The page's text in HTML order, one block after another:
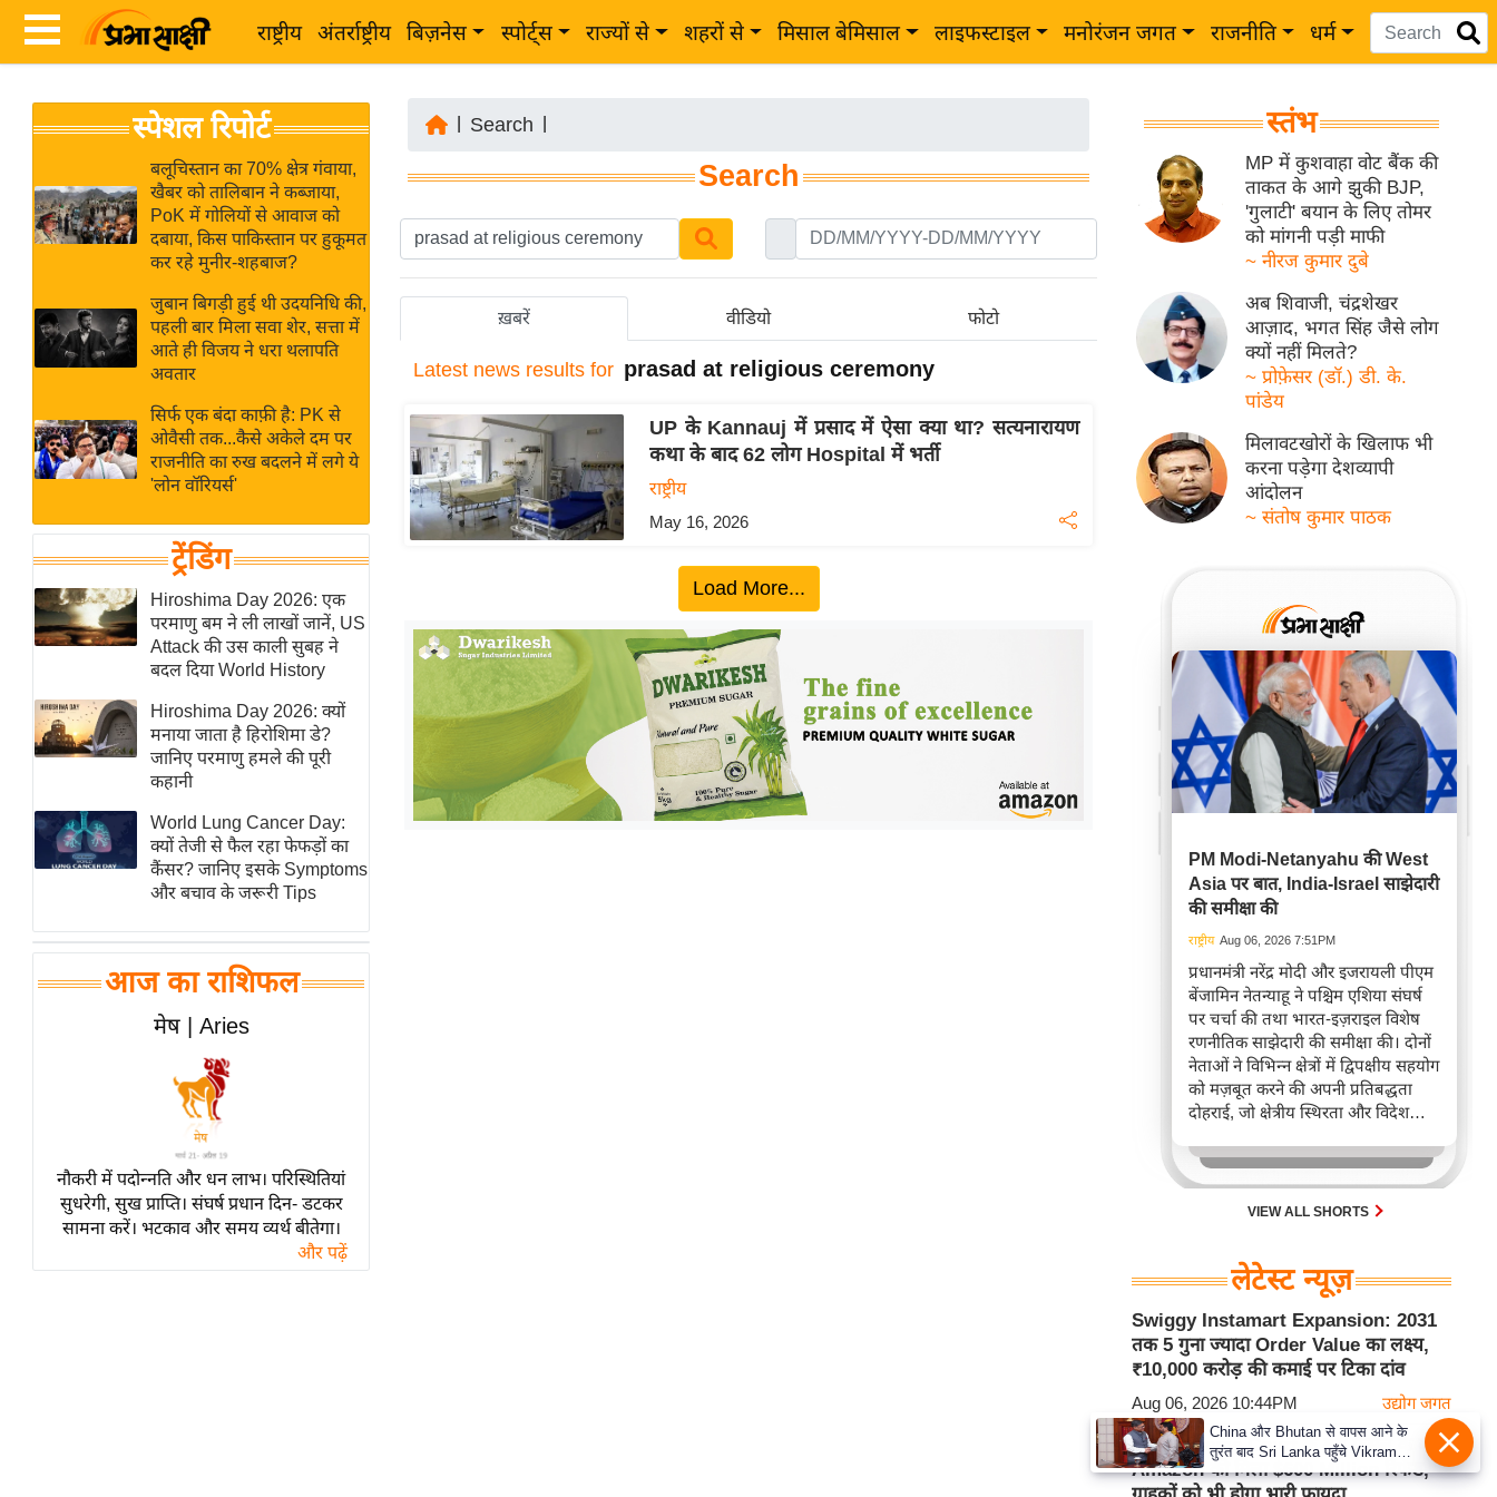
राष्ट्रीय अंतर्राष्ट्रीय बिज़नेस स्पोर्ट्स राज्यों से शहरों से मिसाल बेमिसाल लाइफस्टाइल मनोरंजन जगत राजनीति धर्म
News
Hindi
Hindi
Live
News in
Hindi
News
Hindi
Videos
ब
र
अंतर्राष्ट्रीय
बिज़नेस
उद्योग
विशेषज्ञ
राय
खेल
क्रिकेट
IPL
2026
ई-पेपर
मिसाल बेमिसाल
शख्सियत
यंग इंडिया
साहित्य जगत
ऑटो वर्ल्ड
मनोरंजन जगत
बॉलीवुड
हॉलीवुड
Breaking
लाइफस्टाइल
टेक्नॉलॉजी
ब्यूटी/फैशन
स्पेशल रिपोर्ट
बलूचिस्तान का 70% क्षेत्र गंवाया,
खैबर को तालिबान ने कब्जाया,
PoK में गोलियों से आवाज को
दबाया, किस पाकिस्तान पर हुकूमत
कर रहे मुनीर-शहबाज?
जुबान बिगड़ी हुई थी उदयनिधि की,
पहली बार मिला सवा शेर, सत्ता में
आते ही विजय ने धरा थलापति
अवतार
सिर्फ एक बंदा काफ़ी है: PK से
ओवैसी तक...कैसे अकेले दम पर
राजनीति का रुख बदलने में लगे ये
'लोन वॉरियर्स'
ट्रेंडिंग
Hiroshima Day 2026: एक
परमाणु बम ने ली लाखों जानें, US
Attack की उस काली सुबह ने
बदल दिया World History
Hiroshima Day 2026: क्यों
मनाया जाता है हिरोशिमा डे?
जानिए परमाणु हमले की पूरी
कहानी
World Lung Cancer Day:
क्यों तेजी से फैल रहा फेफड़ों का
कैंसर? जानिए इसके Symptoms
और बचाव के जरूरी Tips
आज का राशिफल
मेष | Aries
नौकरी में पदोन्नति और धन लाभ। परिस्थितियां
सुधरेगी, सुख प्राप्ति। संघर्ष प्रधान दिन- डटकर
सामना करें। भटकाव और समय व्यर्थ बीतेगा।
और पढ़ें
Search
Search
ख़बरें वीडियो फोटो
Latest news results for prasad at religious ceremony
UP के Kannauj में प्रसाद में ऐसा क्या था? सत्यनारायण
कथा के बाद 62 लोग Hospital में भर्ती
राष्ट्रीय
May 16, 2026
Load More...
स्तंभ
MP में कुशवाहा वोट बैंक की
ताकत के आगे झुकी BJP,
'गुलाटी' बयान के लिए तोमर
को मांगनी पड़ी माफी
~ नीरज कुमार दुबे
अब शिवाजी, चंद्रशेखर
आज़ाद, भगत सिंह जैसे लोग
क्यों नहीं मिलते?
~ प्रोफ़ेसर (डॉ.) डी. के.
पांडेय
मिलावटखोरों के खिलाफ भी
करना पड़ेगा देशव्यापी
आंदोलन
~ संतोष कुमार पाठक
PM Modi-Netanyahu की West
Asia पर बात, India-Israel साझेदारी
की समीक्षा की
राष्ट्रीय Aug 06, 2026 7:51PM
प्रधानमंत्री नरेंद्र मोदी और इजरायली पीएम
बेंजामिन नेतन्याहू ने पश्चिम एशिया संघर्ष
पर चर्चा की तथा भारत-इज़राइल विशेष
रणनीतिक साझेदारी की समीक्षा की। दोनों
नेताओं ने विभिन्न क्षेत्रों में द्विपक्षीय सहयोग
को मज़बूत करने की अपनी प्रतिबद्धता
दोहराई, जो क्षेत्रीय स्थिरता और विदेश
करता है।
VIEW ALL SHORTS
लेटेस्ट न्यूज़
Swiggy Instamart Expansion: 2031
तक 5 गुना ज्यादा Order Value का लक्ष्य,
₹10,000 करोड़ की कमाई पर टिका दांव
Aug 06, 2026 10:44PM उद्योग जगत
US Supreme Court के बड़े फैसले के बाद
Amazon को मिला $600 Million रिफंड,
China और Bhutan से वापस आने के
तुरंत बाद Sri Lanka पहुँचे Vikram
Misri, भारत के जबरदस्त दाँव से दुनिया
हुई हैरान